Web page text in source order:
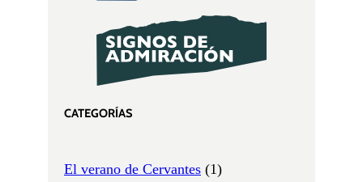
CATEGORÍAS
El verano de Cervantes (1)